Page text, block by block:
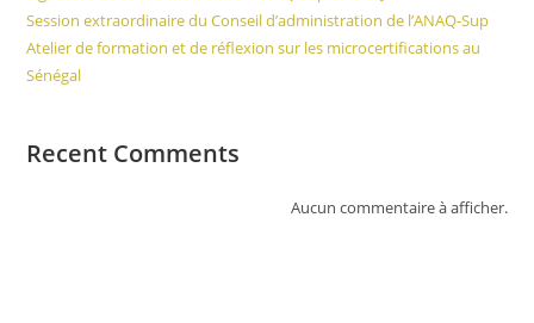
Session extraordinaire du Conseil d’administration de l’ANAQ-Sup
Atelier de formation et de réflexion sur les microcertifications au
Sénégal
Recent Comments
Aucun commentaire à afficher.